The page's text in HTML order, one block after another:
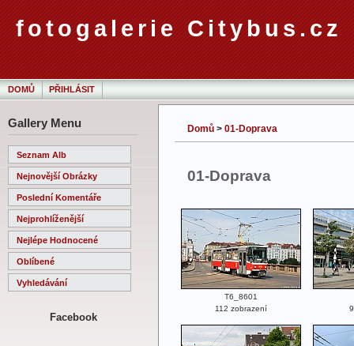
fotogalerie Citybus.cz
DOMŮ PŘIHLÁSIT
Gallery Menu
Seznam Alb
Nejnovější Obrázky
Poslední Komentáře
Nejprohlíženější
Nejlépe Hodnocené
Oblíbené
Vyhledávání
Facebook
Domů > 01-Doprava
01-Doprava
T6_8601
112 zobrazení